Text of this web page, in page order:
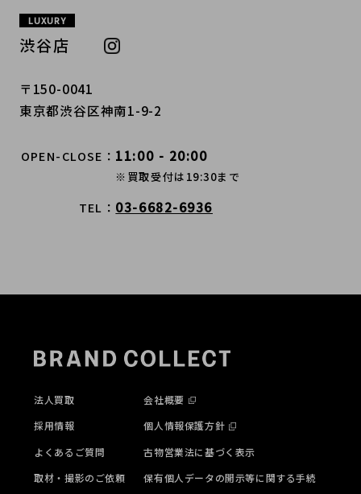
LUXURY
渋谷店
〒150-0041
東京都渋谷区神南1-9-2
OPEN-CLOSE 11:00 - 20:00
※買取受付は19:30まで
TEL 03-6682-6936
法人買取
採用情報
よくあるご質問
取材・撮影のご依頼
会社概要
個人情報保護方針
古物営業法に基づく表示
保有個人データの開示等に関する手続